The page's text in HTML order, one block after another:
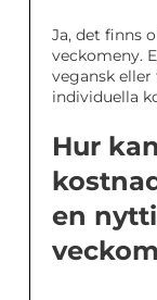
Ja, det finns
veckomeny.
vegansk
individuella
Hur
en